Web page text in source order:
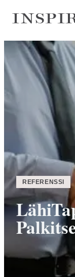
suoraan
Inspirans
REFERENSSI